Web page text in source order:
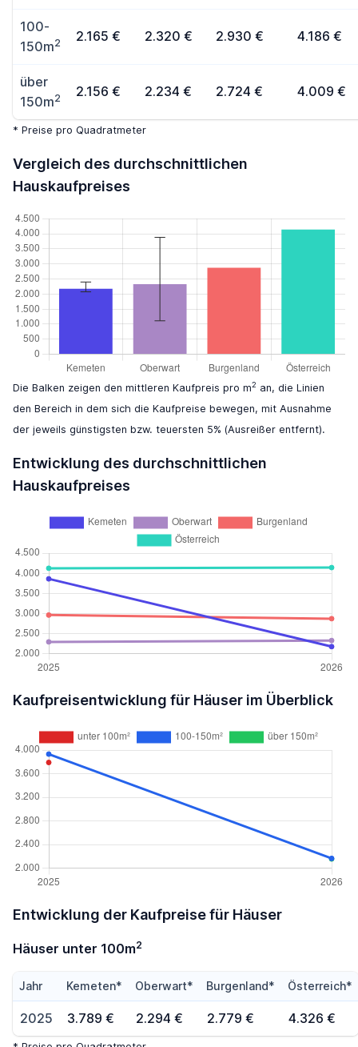
100-
150m2 2.165 € 2.320 € 2.930 € 4.186 €
über
150m2 2.156 € 2.234 € 2.724 € 4.009 €
* Preise pro Quadratmeter
Vergleich des durchschnittlichen
Hauskaufpreises
Die Balken zeigen den mittleren Kaufpreis pro m2 an, die Linien
den Bereich in dem sich die Kaufpreise bewegen, mit Ausnahme
der jeweils günstigsten bzw. teuersten 5% (Ausreißer entfernt).
Entwicklung des durchschnittlichen
Hauskaufpreises
Kaufpreisentwicklung für Häuser im Überblick
Entwicklung der Kaufpreise für Häuser
Häuser unter 100m2
Jahr Kemeten* Oberwart* Burgenland* Österreich*
2025 3.789 € 2.294 € 2.779 € 4.326 €